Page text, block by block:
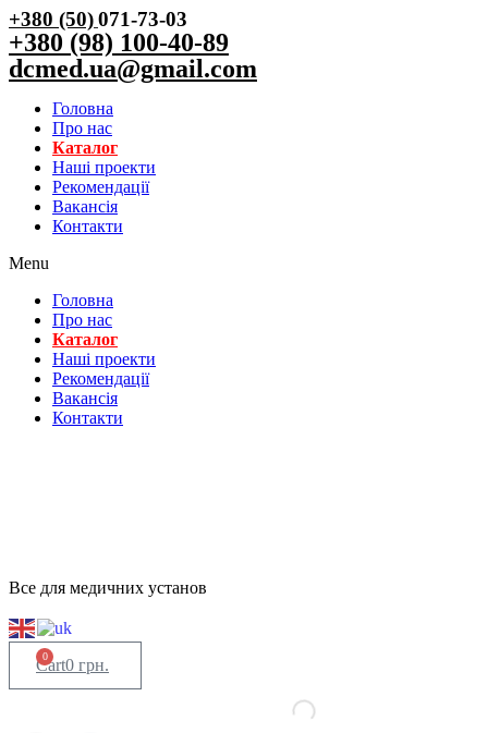
+380 (50)071-73-03
+380 (98) 100-40-89
dcmed.ua@gmail.com
Головна
Про нас
Каталог
Нашi проекти
Рекомендації
Вакансiя
Контакти
Menu
Головна
Про нас
Каталог
Нашi проекти
Рекомендації
Вакансiя
Контакти
Все для медичних установ
0 грн.
0
Cart